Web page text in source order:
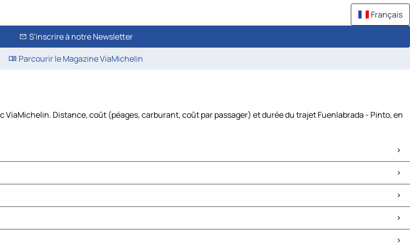
Français
S'inscrire à notre Newsletter
Parcourir le Magazine ViaMichelin
Distance, coût (péages, carburant, coût par passager) et durée du trajet Fuenlabrada - Pinto, en